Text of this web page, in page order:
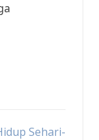
Sehari-